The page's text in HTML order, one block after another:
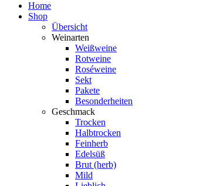
Home
Shop
Übersicht
Weinarten
Weißweine
Rotweine
Roséweine
Sekt
Pakete
Besonderheiten
Geschmack
Trocken
Halbtrocken
Feinherb
Edelsüß
Brut (herb)
Mild